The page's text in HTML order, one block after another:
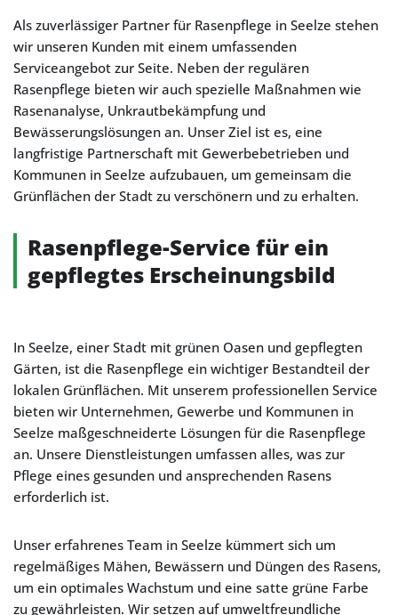
Als zuverlässiger Partner für Rasenpflege in Seelze stehen
wir unseren Kunden mit einem umfassenden
Serviceangebot zur Seite. Neben der regulären
Rasenpflege bieten wir auch spezielle Maßnahmen wie
Rasenanalyse, Unkrautbekämpfung und
Bewässerungslösungen an. Unser Ziel ist es, eine
langfristige Partnerschaft mit Gewerbebetrieben und
Kommunen in Seelze aufzubauen, um gemeinsam die
Grünflächen der Stadt zu verschönern und zu erhalten.
Rasenpflege-Service für ein
gepflegtes Erscheinungsbild
In Seelze, einer Stadt mit grünen Oasen und gepflegten
Gärten, ist die Rasenpflege ein wichtiger Bestandteil der
lokalen Grünflächen. Mit unserem professionellen Service
bieten wir Unternehmen, Gewerbe und Kommunen in
Seelze maßgeschneiderte Lösungen für die Rasenpflege
an. Unsere Dienstleistungen umfassen alles, was zur
Pflege eines gesunden und ansprechenden Rasens
erforderlich ist.
Unser erfahrenes Team in Seelze kümmert sich um
regelmäßiges Mähen, Bewässern und Düngen des Rasens,
um ein optimales Wachstum und eine satte grüne Farbe
zu gewährleisten. Wir setzen auf umweltfreundliche